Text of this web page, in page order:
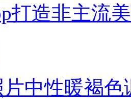
打造非主流
片中性暖褐色